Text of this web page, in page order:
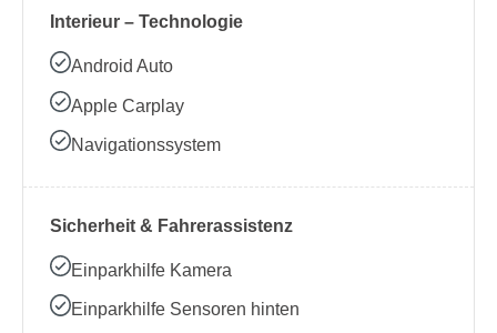
Interieur – Technologie
Android Auto
Apple Carplay
Navigationssystem
Sicherheit & Fahrerassistenz
Einparkhilfe Kamera
Einparkhilfe Sensoren hinten